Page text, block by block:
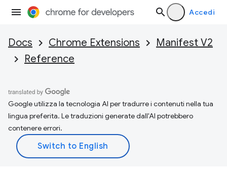
Accedi
Docs Chrome Extensions
Manifest V2
Reference
Google utilizza la tecnologia AI per tradurre i contenuti nella tua
lingua preferita. Le traduzioni generate dall'AI potrebbero
contenere errori.